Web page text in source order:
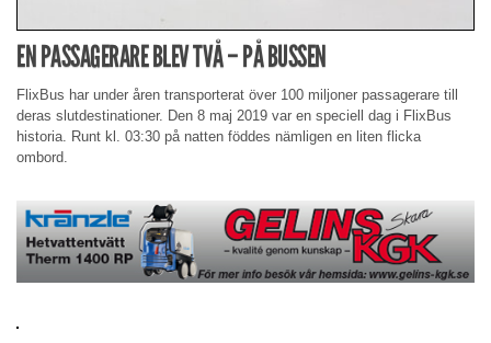
EN PASSAGERARE BLEV TVÅ – PÅ BUSSEN
FlixBus har under åren transporterat över 100 miljoner passagerare till
deras slutdestinationer. Den 8 maj 2019 var en speciell dag i FlixBus
historia. Runt kl. 03:30 på natten föddes nämligen en liten flicka
ombord.